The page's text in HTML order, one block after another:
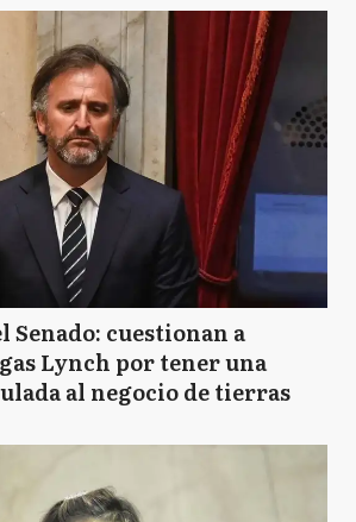
Senado: cuestionan a
Lynch por tener una
al negocio de tierras